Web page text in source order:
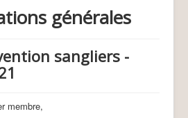
24-25
25)
25)
25)
24-25
générales
sangliers -
membre,